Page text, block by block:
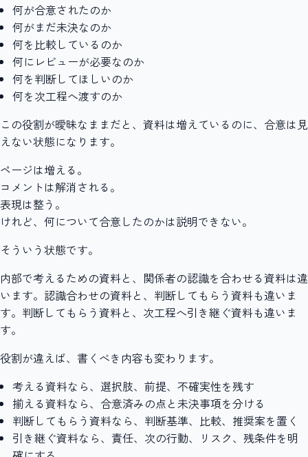
何が合意されたのか
何がまだ未決なのか
何を比較しているのか
何にレビューが必要なのか
何を判断してほしいのか
何を次工程へ渡すのか
この役割が曖昧なままだと、資料は増えているのに、合意は見
えない状態になります。
ページは増える。
コメントは解消される。
表現は整う。
けれど、何について合意したのかは説明できない。
そういう状態です。
内部で考えるための資料と、関係者の認識を合わせる資料は違
います。認識合わせの資料と、判断してもらう資料も違いま
す。判断してもらう資料と、次工程へ引き継ぐ資料も違いま
す。
役割が違えば、書くべき内容も変わります。
考える資料なら、選択肢、前提、不確実性を残す
揃える資料なら、合意済みの点と未決事項を分ける
判断してもらう資料なら、判断基準、比較、推奨案を置く
引き継ぐ資料なら、責任、次の行動、リスク、残条件を明